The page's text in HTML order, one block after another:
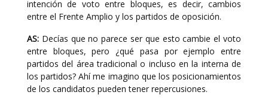
intención de voto entre bloques, es decir, cambios
entre el Frente Amplio y los partidos de oposición.
AS: Decías que no parece ser que esto cambie el voto
entre bloques, pero ¿qué pasa por ejemplo entre
partidos del área tradicional o incluso en la interna de
los partidos? Ahí me imagino que los posicionamientos
de los candidatos pueden tener repercusiones.